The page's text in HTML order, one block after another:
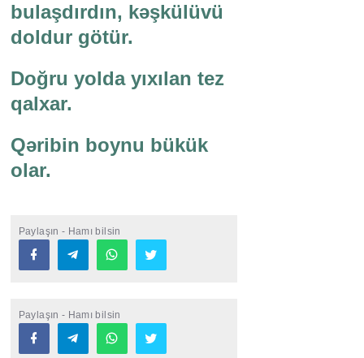
bulaşdırdın, kəşkülüvü
doldur götür.
Doğru yolda yıxılan tez
qalxar.
Qəribin boynu bükük
olar.
Paylaşın - Hamı bilsin
Paylaşın - Hamı bilsin